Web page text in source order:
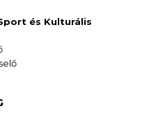
és Kulturális